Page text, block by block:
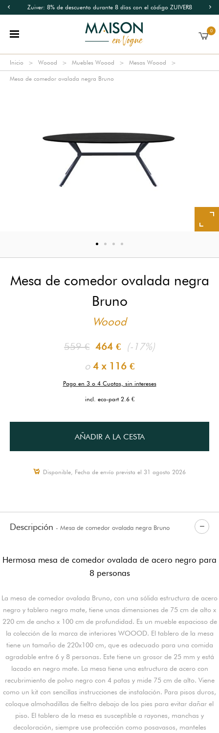
Zuiver: 8% de descuento durante 8 días con el código ZUIVER8
0
Inicio Woood Muebles Woood Mesas Woood
Mesa de comedor ovalada negra Bruno
Mesa de comedor ovalada negra
Bruno
Woood
559 € 464 € (-17%)
o4 x 116 €
Pago en 3 o 4 Cuotas, sin intereses
incl. eco-part 2.6 €
AÑADIR A LA CESTA
Disponible, Fecha de envío prevista el 31 agosto 2026
Descripción - Mesa de comedor ovalada negra Bruno
Hermosa mesa de comedor ovalada de acero negro para
8 personas
La mesa de comedor ovalada Bruno, con una sólida estructura de acero
negro y tablero negro mate, tiene unas dimensiones de 75 cm de alto x
220 cm de ancho x 100 cm de profundidad. Es un mueble espacioso de
la colección de la marca de interiores WOOOD. El tablero de la mesa
tiene un tamaño de 220x100 cm, que es adecuado para una comida
agradable entre 6 y 8 personas. Este tiene un grosor de 25 mm y está
lacado en negro mate. La mesa tiene una estructura de acero con
recubrimiento de polvo negro con 4 patas y mide 75 cm de alto. Viene
como un kit con sencillas instrucciones de instalación. Para pisos duros,
coloque almohadillas de fieltro debajo de los pies para evitar dañar el
piso. El tablero de la mesa es susceptible a rayones, manchas y
decoloración, siempre use protección como posavasos, manteles